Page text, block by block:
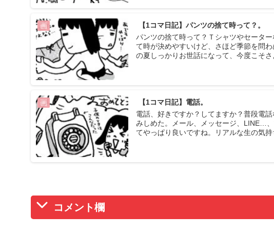
画
【1コマ日記】パンツの捨て時って？。
パンツの捨て時って？Ｔシャツやセータ
て時が決めやすいけど、さほど季節を問
の夏しっかりお世話になって、今度こそ
画
【1コマ日記】電話。
電話、好きですか？してますか？普段電
みしめた。メール、メッセージ、LINE…
てやっぱり良いですね。リアルな生の気持
コメント欄